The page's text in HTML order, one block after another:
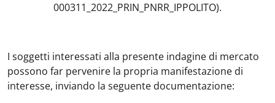
000311_2022_PRIN_PNRR_IPPOLITO).
I soggetti interessati alla presente indagine di mercato
possono far pervenire la propria manifestazione di
interesse, inviando la seguente documentazione: